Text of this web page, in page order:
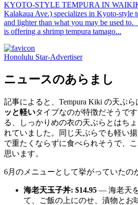
KYOTO-STYLE TEMPURA IN
Kalakaua Ave.) specializes in Kyoto-style
and lighter than what you may be used to.
is offering a shrimp tempura tamago...
Honolulu Star-Advertiser
ニュースのあらまし
記事によると、Tempura Kiki の天ぷら
ッと軽いタイプなのが特徴だそうで
る、しっかりめの衣の天ぷらとはち
れていました。同じ天ぷらでも軽い
で重たくならずに食べられそうで、
思います。
6月のメニューとして挙がっていたの
海老天玉子丼: $14.95 ― 海老天
て、ご飯の上にのせ、漬物とお